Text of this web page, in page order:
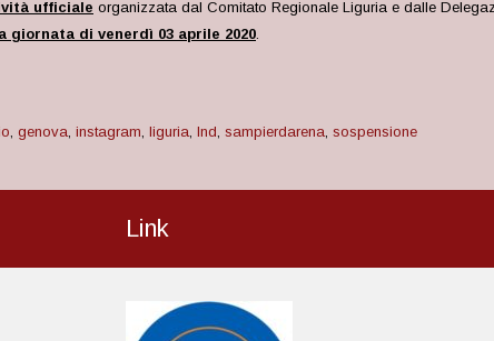
ufficiale organizzata dal Comitato Regionale Liguria e dalle
giornata di venerdì 03 aprile 2020.
, genova, instagram, liguria, lnd, sampierdarena, sospensione
Link